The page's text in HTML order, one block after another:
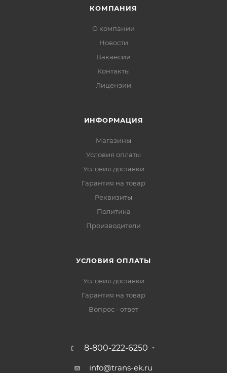
КОМПАНИЯ
О компании
Новости
Вакансии
Контакты
Лицензии
ИНФОРМАЦИЯ
Магазины
Условия оплаты
Условия доставки
Гарантия на товар
Реквизиты
Политика
Производители
УСЛОВИЯ ОПЛАТЫ
Условия доставки
Гарантия на товар
Вопрос - ответ
8-800-222-6250
info@trans-ek.ru